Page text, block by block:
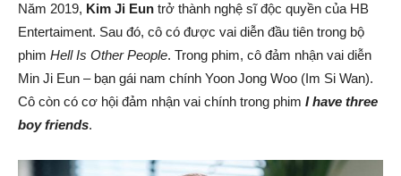
Năm 2019, Kim Ji Eun trở thành nghệ sĩ độc quyền của HB
Entertaiment. Sau đó, cô có được vai diễn đầu tiên trong bộ
phim Hell Is Other People. Trong phim, cô đảm nhận vai diễn
Min Ji Eun – bạn gái nam chính Yoon Jong Woo (Im Si Wan).
Cô còn có cơ hội đảm nhận vai chính trong phim I have three
boy friends.